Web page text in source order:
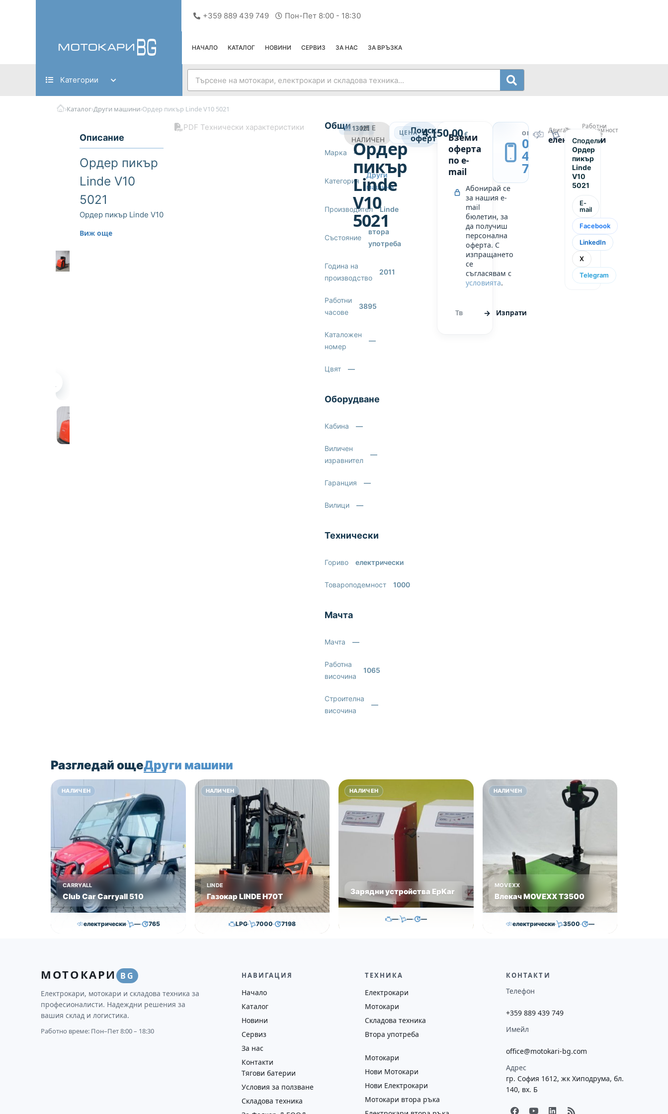
+359 889 439 749 Пон-Пет 8:00 - 18:30
НАЧАЛО КАТАЛОГ НОВИНИ СЕРВИЗ ЗА НАС ЗА ВРЪЗКА
Категории
›Каталог›Други машини›Ордер пикър Linde V10 5021
Описание
Ордер пикър
Linde V10
5021
Ордер пикър Linde V10
складова машина тип -
Виж още
PDF Технически характеристики Общи
Марка —
Категория
Други
машини
Производител Linde
Състояние
втора
употреба
Година на
производство
2011
Работни
часове
3895
Каталожен
номер
—
Цвят —
Оборудване
Кабина —
Виличен
изравнител
—
Гаранция —
Вилици —
Технически
Гориво електрически
Товароподемност 1000
Мачта
Мачта —
Работна
височина
1065
Строителна
височина
—
13021
НЕ Е
НАЛИЧЕНДРУГИ МАШИНИ
Ордер
пикър
Linde
V10
5021
ЦЕНА 4,150.00€
Поискай
оферта →
Вземи
оферта
по e-
mail
Абонирай се
за нашия e-
mail
бюлетин, за
да получиш
персонална
оферта. С
изпращането
се
съгласявам с
условията.
Изпрати
ОБАДИ СЕ
0889
439
749
Двигател
електрически
Товароподемност
1000
Работни
часове
3895
Сподели
Ордер
пикър
Linde
V10
5021
E-
mail
Facebook
LinkedIn
X
Telegram
Разгледай ощеДруги машини
НАЛИЧЕН
CARRYALL
Club Car Carryall 510
електрически — 765
— 2018 втора употреба
НАЛИЧЕН
LINDE
Газокар LINDE H70T
LPG 7000 7198
2018 втора употреба
НАЛИЧЕН
Зарядни устройства EpKar
— — —
НАЛИЧЕН
MOVEXX
Влекач MOVEXX T3500
електрически 3500 —
2016
МОТОКАРИ BG
Електрокари, мотокари и складова техника за
професионалисти. Надеждни решения за
вашия склад и логистика.
Работно време: Пон–Пет 8:00 – 18:30
НАВИГАЦИЯ
Начало
Каталог
Новини
Сервиз
За нас
Контакти
Тягови батерии
Условия за ползване
Складова техника
ТЕХНИКА
Електрокари
Мотокари
Складова техника
Втора употреба
Мотокари
Нови Мотокари
Нови Електрокари
Мотокари втора ръка
КОНТАКТИ
Телефон
+359 889 439 749
Имейл
office@motokari-bg.com
Адрес
гр. София 1612, жк Хиподрума, бл.
140, вх. Б
F
Y
L
R